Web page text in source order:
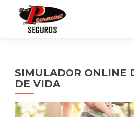
SIMULADOR ONLINE
DE VIDA